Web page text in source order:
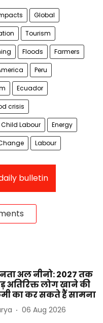
Global
Tourism
Floods Farmers
Peru
Ecuador
crisis
Child Labour Energy
Labour
bulletin
अल नीनो: 2027 तक
अतिरिक्त लोग खाने की
का कर सकते हैं सामना
06 Aug 2026